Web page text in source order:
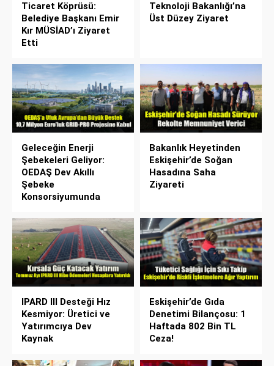
Ticaret Köprüsü:
Belediye Başkanı Emir
Kır MÜSİAD’ı Ziyaret
Etti
Teknoloji Bakanlığı’na
Üst Düzey Ziyaret
Geleceğin Enerji
Şebekeleri Geliyor:
OEDAŞ Dev Akıllı
Şebeke
Konsorsiyumunda
Bakanlık Heyetinden
Eskişehir’de Soğan
Hasadına Saha
Ziyareti
IPARD III Desteği Hız
Kesmiyor: Üretici ve
Yatırımcıya Dev
Kaynak
Eskişehir’de Gıda
Denetimi Bilançosu: 1
Haftada 802 Bin TL
Ceza!